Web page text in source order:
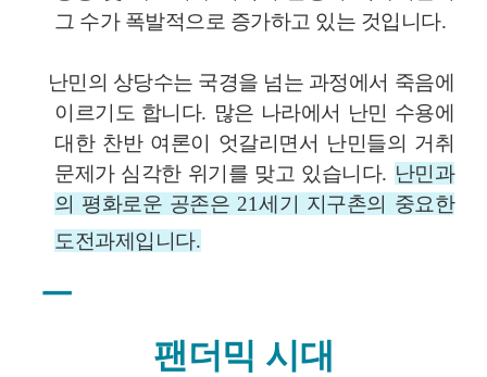
그 수가 폭발적으로 증가하고 있는 것입니다.
난민의 상당수는 국경을 넘는 과정에서 죽음에
이르기도 합니다. 많은 나라에서 난민 수용에
대한 찬반 여론이 엇갈리면서 난민들의 거취
문제가 심각한 위기를 맞고 있습니다. 난민과
의 평화로운 공존은21세기 지구촌의 중요한
도전과제입니다.
ㅡ
팬더믹 시대